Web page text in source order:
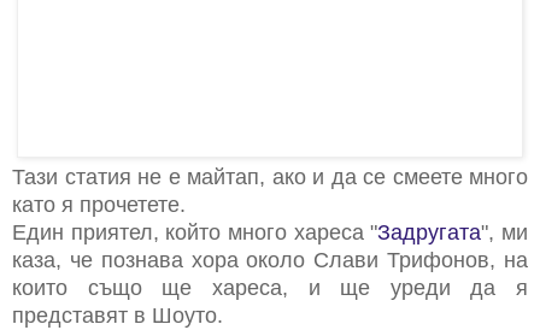
Тази статия не е майтап, ако и да се смеете много
като я прочетете.
Един приятел, който много хареса "Задругата", ми
каза, че познава хора около Слави Трифонов, на
които също ще хареса, и ще уреди да я
представят в Шоуто.